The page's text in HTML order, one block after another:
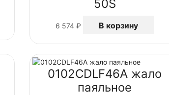
50S
6 574₽ В корзину
0102CDLF46A жало
паяльное